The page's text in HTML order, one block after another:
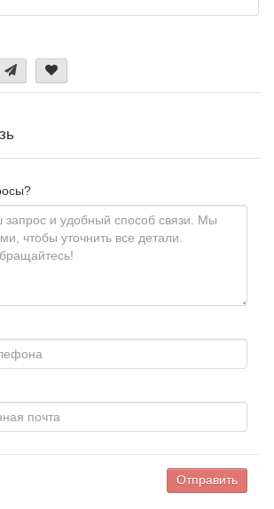
Отправить